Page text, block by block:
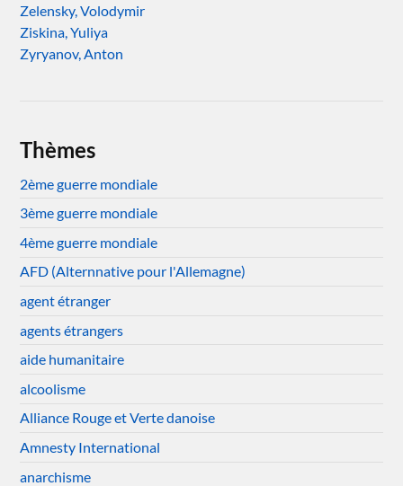
Zelensky, Volodymir
Ziskina, Yuliya
Zyryanov, Anton
Thèmes
2ème guerre mondiale
3ème guerre mondiale
4ème guerre mondiale
AFD (Alternnative pour l'Allemagne)
agent étranger
agents étrangers
aide humanitaire
alcoolisme
Alliance Rouge et Verte danoise
Amnesty International
anarchisme